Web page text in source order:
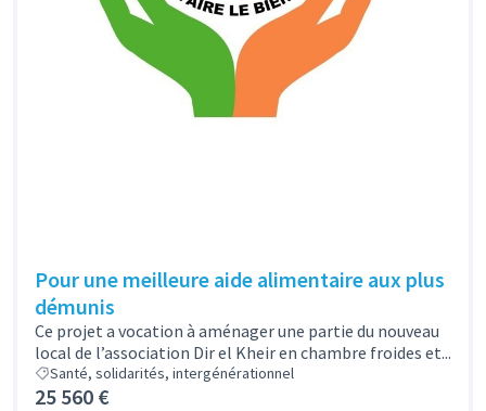
Pour une meilleure aide alimentaire aux plus
démunis
Ce projet a vocation à aménager une partie du nouveau
local de l’association Dir el Kheir en chambre froides et...
Santé, solidarités, intergénérationnel
25 560 €